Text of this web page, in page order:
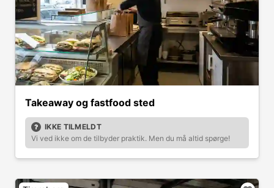
Takeaway og fastfood sted
IKKE TILMELDT
Vi ved ikke om de tilbyder praktik. Men du må altid spørge!